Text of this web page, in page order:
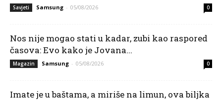
Savjeti Samsung - 05/08/2026 0
Nos nije mogao stati u kadar, zubi kao raspored
časova: Evo kako je Jovana...
Magazin Samsung - 05/08/2026 0
Imate je u baštama, a miriše na limun, ova biljka